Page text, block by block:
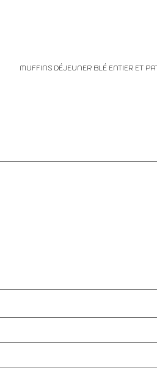
MUFFINS DÉJEUNER BLÉ ENTIER ET